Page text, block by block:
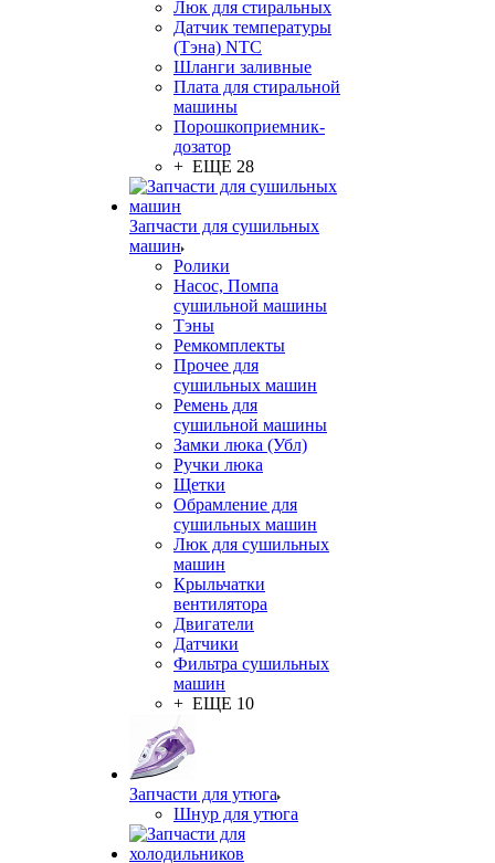
Люк для стиральных
Датчик температуры
(Тэна) NTC
Шланги заливные
Плата для стиральной
машины
Порошкоприемник-
дозатор
+ ЕЩЕ 28
Запчасти для сушильных
машин
Ролики
Насос, Помпа
сушильной машины
Тэны
Ремкомплекты
Прочее для
сушильных машин
Ремень для
сушильной машины
Замки люка (Убл)
Ручки люка
Щетки
Обрамление для
сушильных машин
Люк для сушильных
машин
Крыльчатки
вентилятора
Двигатели
Датчики
Фильтра сушильных
машин
+ ЕЩЕ 10
Запчасти для утюга
Шнур для утюга